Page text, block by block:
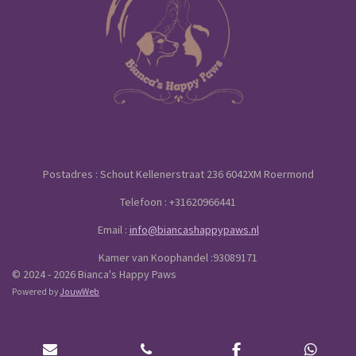
k
g
r
m
A
Postadres : Schout Kellenerstraat 236 6042XM Roermond
Telefoon : +31620966441
Email : info@biancashappypaws.nl
Kamer van Koophandel :93089171
© 2024 - 2026 Bianca's Happy Paws
Powered by JouwWeb